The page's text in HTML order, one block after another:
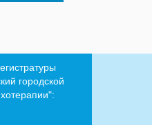
городской